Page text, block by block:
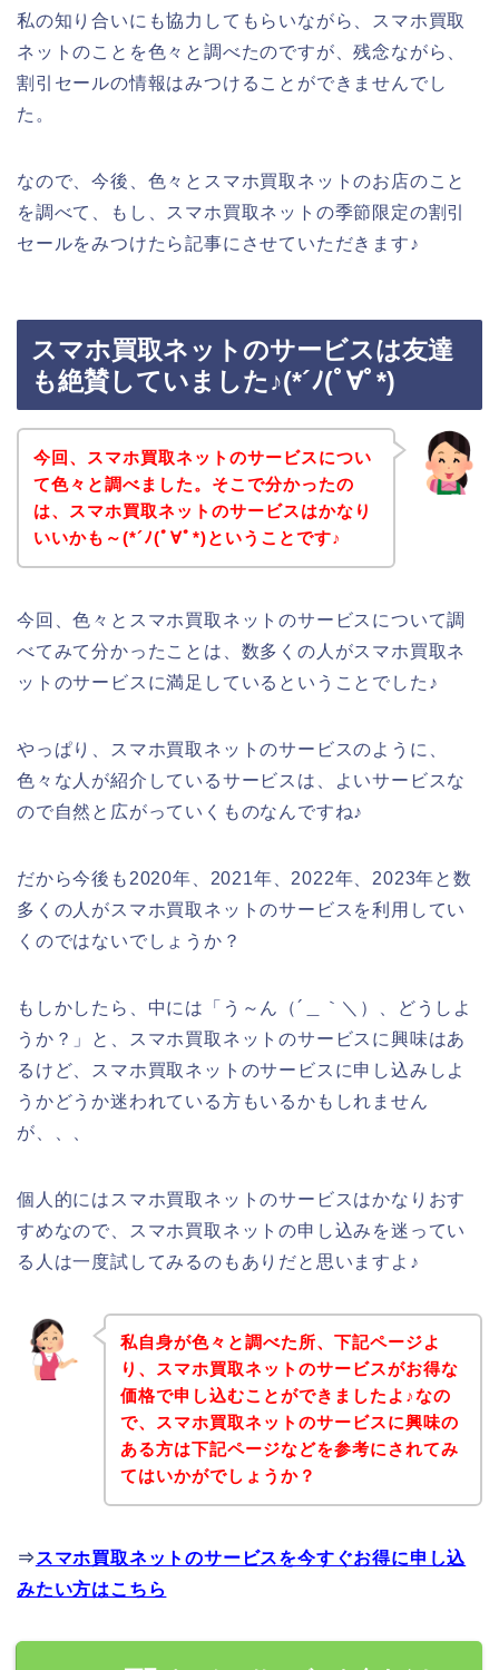
私の知り合いにも協力してもらいながら、スマホ買取
ネットのことを色々と調べたのですが、残念ながら、
割引セールの情報はみつけることができませんでし
た。
なので、今後、色々とスマホ買取ネットのお店のこと
を調べて、もし、スマホ買取ネットの季節限定の割引
セールをみつけたら記事にさせていただきます♪
スマホ買取ネットのサービスは友達
も絶賛していました♪(*´ﾉ(ﾟ∀ﾟ*)
今回、スマホ買取ネットのサービスについ
て色々と調べました。そこで分かったの
は、スマホ買取ネットのサービスはかなり
いいかも～(*´ﾉ(ﾟ∀ﾟ*)ということです♪
今回、色々とスマホ買取ネットのサービスについて調
べてみて分かったことは、数多くの人がスマホ買取ネ
ットのサービスに満足しているということでした♪
やっぱり、スマホ買取ネットのサービスのように、
色々な人が紹介しているサービスは、よいサービスな
ので自然と広がっていくものなんですね♪
だから今後も2020年、2021年、2022年、2023年と数
多くの人がスマホ買取ネットのサービスを利用してい
くのではないでしょうか？
もしかしたら、中には「う～ん（´＿｀＼）、どうしよ
うか？」と、スマホ買取ネットのサービスに興味はあ
るけど、スマホ買取ネットのサービスに申し込みしよ
うかどうか迷われている方もいるかもしれません
が、、、
個人的にはスマホ買取ネットのサービスはかなりおす
すめなので、スマホ買取ネットの申し込みを迷ってい
る人は一度試してみるのもありだと思いますよ♪
私自身が色々と調べた所、下記ページよ
り、スマホ買取ネットのサービスがお得な
価格で申し込むことができましたよ♪なの
で、スマホ買取ネットのサービスに興味の
ある方は下記ページなどを参考にされてみ
てはいかがでしょうか？
⇒ スマホ買取ネットのサービスを今すぐお得に申し込
みたい方はこちら